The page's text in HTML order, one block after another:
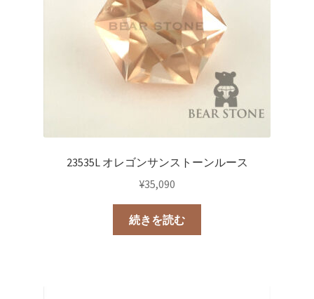
23535L オレゴンサンストーンルース
¥35,090
続きを読む